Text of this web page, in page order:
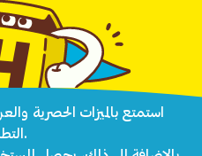
استمتع بالميزات الحصرية